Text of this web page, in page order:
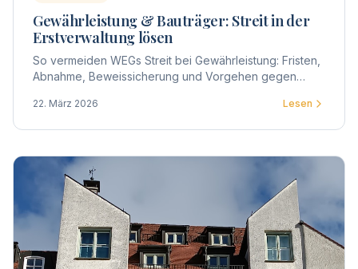
Gewährleistung & Bauträger: Streit in der
Erstverwaltung lösen
So vermeiden WEGs Streit bei Gewährleistung: Fristen,
Abnahme, Beweissicherung und Vorgehen gegen
22. März 2026 Lesen